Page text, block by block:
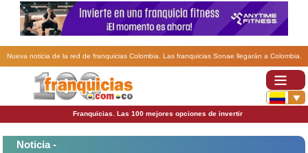
Nueva noticia de la red de franquicias Colombia. Las franquicias Sonae llegarán a Colombia.
Franquicias. Las 100 mejores opciones de invertir
Noticia -